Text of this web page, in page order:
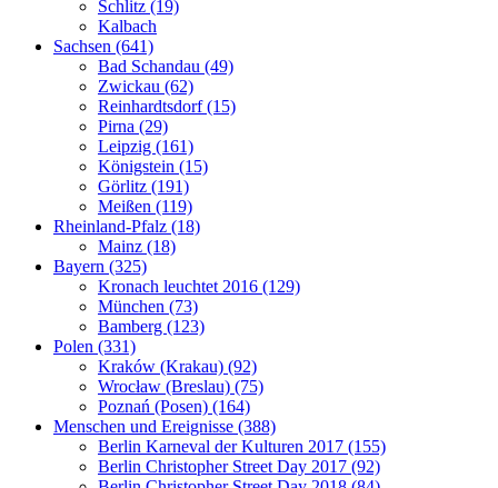
Schlitz (19)
Kalbach
Sachsen (641)
Bad Schandau (49)
Zwickau (62)
Reinhardtsdorf (15)
Pirna (29)
Leipzig (161)
Königstein (15)
Görlitz (191)
Meißen (119)
Rheinland-Pfalz (18)
Mainz (18)
Bayern (325)
Kronach leuchtet 2016 (129)
München (73)
Bamberg (123)
Polen (331)
Kraków (Krakau) (92)
Wrocław (Breslau) (75)
Poznań (Posen) (164)
Menschen und Ereignisse (388)
Berlin Karneval der Kulturen 2017 (155)
Berlin Christopher Street Day 2017 (92)